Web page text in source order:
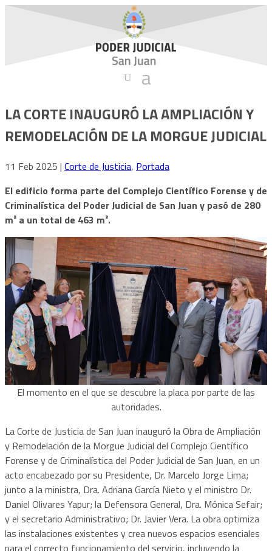
LA CORTE INAUGURÓ LA AMPLIACIÓN Y
REMODELACIÓN DE LA MORGUE JUDICIAL
11 Feb 2025 | Corte de Justicia, Portada
El edificio forma parte del Complejo Científico Forense y de
Criminalística del Poder Judicial de San Juan y pasó de 280
m² a un total de 463 m².
El momento en el que se descubre la placa por parte de las
autoridades.
La Corte de Justicia de San Juan inauguró la Obra de Ampliación
y Remodelación de la Morgue Judicial del Complejo Científico
Forense y de Criminalística del Poder Judicial de San Juan, en un
acto encabezado por su Presidente, Dr. Marcelo Jorge Lima;
junto a la ministra, Dra. Adriana García Nieto y el ministro Dr.
Daniel Olivares Yapur; la Defensora General, Dra. Mónica Sefair;
y el secretario Administrativo; Dr. Javier Vera. La obra optimiza
las instalaciones existentes y crea nuevos espacios esenciales
para el correcto funcionamiento del servicio, incluyendo la